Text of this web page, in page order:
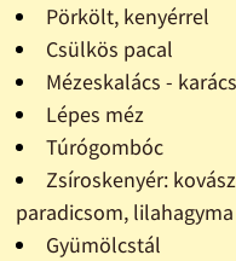
Pörkölt, kenyérrel
Csülkös pacal
Mézeskalács -
Lépes méz
Túrógombóc
Zsíroskenyér:
paradicsom, lilahagyma
Gyümölcstál